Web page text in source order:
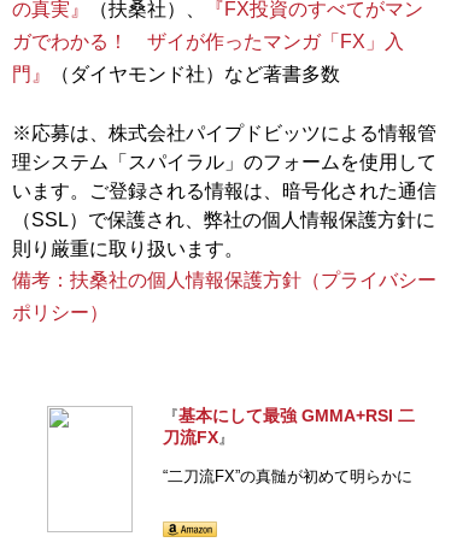
の真実』 （扶桑社）、
『FX投資のすべてがマン
ガでわかる！ ザイが作ったマンガ「FX」入
門』
（ダイヤモンド社）など著書多数
※応募は、株式会社パイプドビッツによる情報管
理システム「スパイラル」のフォームを使用して
います。ご登録される情報は、暗号化された通信
（SSL）で保護され、弊社の個人情報保護方針に
備考：扶桑社の個人情報保護方針（プライバシー
ポリシー）
『基本にして最強 GMMA+RSI 二
刀流FX』
“二刀流FX”の真髄が初めて明らかに